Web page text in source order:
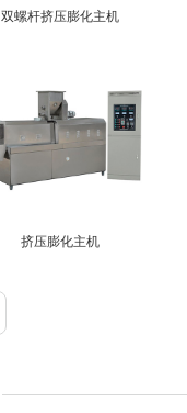
双螺杆挤压膨化主机
挤压膨化主机